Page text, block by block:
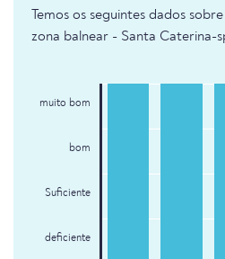
Temos os seguintes dados
zona balnear - Santa Caterina-
muito bom
bom
Suficiente
deficiente